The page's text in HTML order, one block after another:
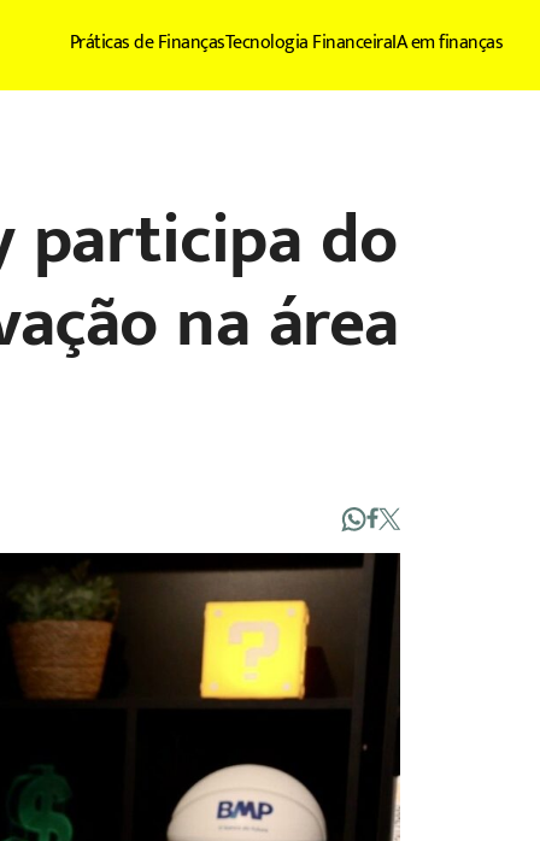
Práticas de FinançasTecnologia FinanceiraIA em finanças
participa do
na área